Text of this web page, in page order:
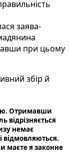
заява-
при цьому
збір й
Отримавши
відрізняється
немає
відмовляються.
маєте я законне